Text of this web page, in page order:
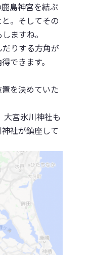
島神宮を結ぶ
。そしてその
ますね。
りする方角が
できます。
を決めていた
大宮氷川神社も
社が鎮座して